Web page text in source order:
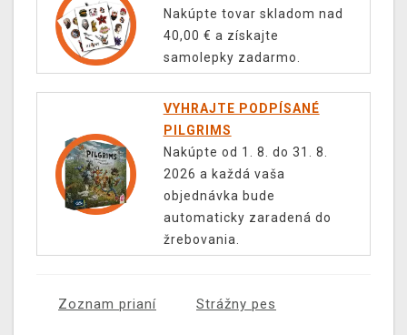
Nakúpte tovar skladom nad
40,00 € a získajte
samolepky zadarmo.
VYHRAJTE PODPÍSANÉ
PILGRIMS
Nakúpte od 1. 8. do 31. 8.
2026 a každá vaša
objednávka bude
automaticky zaradená do
žrebovania.
Zoznam prianí Strážny pes